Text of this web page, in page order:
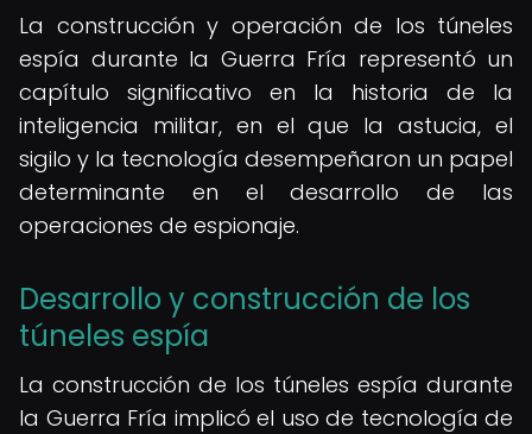
La construcción y operación de los túneles
espía durante la Guerra Fría representó un
capítulo significativo en la historia de la
inteligencia militar, en el que la astucia, el
sigilo y la tecnología desempeñaron un papel
determinante en el desarrollo de las
operaciones de espionaje.
Desarrollo y construcción de los
túneles espía
La construcción de los túneles espía durante
la Guerra Fría implicó el uso de tecnología de